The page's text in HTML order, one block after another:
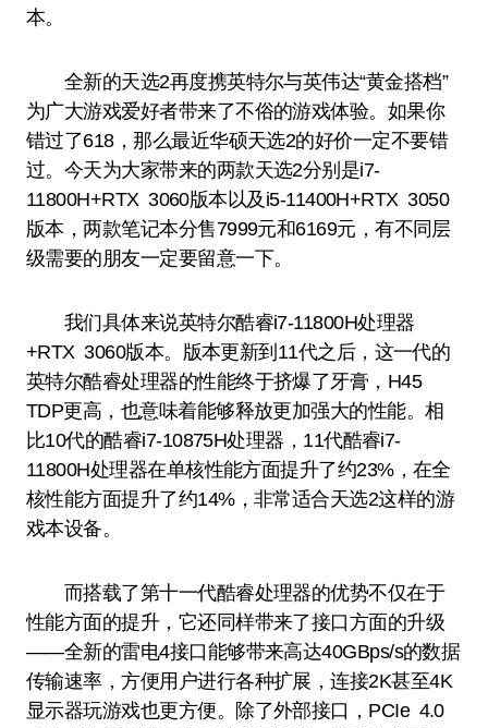
本。
全新的天选2再度携英特尔与英伟达“黄金搭档”
为广大游戏爱好者带来了不俗的游戏体验。如果你
错过了618，那么最近华硕天选2的好价一定不要错
过。今天为大家带来的两款天选2分别是i7-
11800H+RTX 3060版本以及i5-11400H+RTX 3050
版本，两款笔记本分售7999元和6169元，有不同层
级需要的朋友一定要留意一下。
我们具体来说英特尔酷睿i7-11800H处理器
+RTX 3060版本。版本更新到11代之后，这一代的
英特尔酷睿处理器的性能终于挤爆了牙膏，H45
TDP更高，也意味着能够释放更加强大的性能。相
比10代的酷睿i7-10875H处理器，11代酷睿i7-
11800H处理器在单核性能方面提升了约23%，在全
核性能方面提升了约14%，非常适合天选2这样的游
戏本设备。
而搭载了第十一代酷睿处理器的优势不仅在于
性能方面的提升，它还同样带来了接口方面的升级
——全新的雷电4接口能够带来高达40GBps/s的数据
传输速率，方便用户进行各种扩展，连接2K甚至4K
显示器玩游戏也更方便。除了外部接口，PCIe 4.0